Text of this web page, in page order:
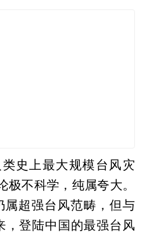
史上最大规模台风灾
极不科学，纯属夸大。
属超强台风范畴，但与
，登陆中国的最强台风